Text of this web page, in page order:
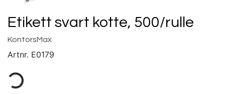
Etikett svart kotte, 500/rulle
KontorsMax
Artnr. E0179